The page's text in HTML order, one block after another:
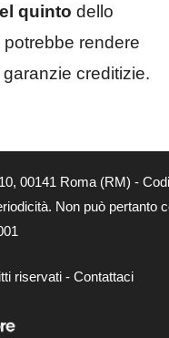
quinto dello
rendere
creditizie.
00141 Roma (RM) -
Non può pertanto
riservati - Contattaci